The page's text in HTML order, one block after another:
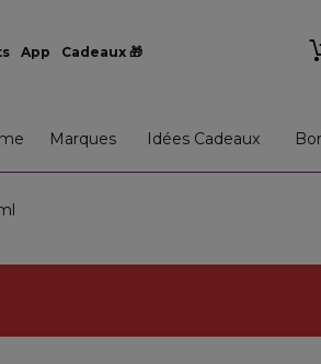
App Cadeaux 🎁
Marques Idées Cadeaux